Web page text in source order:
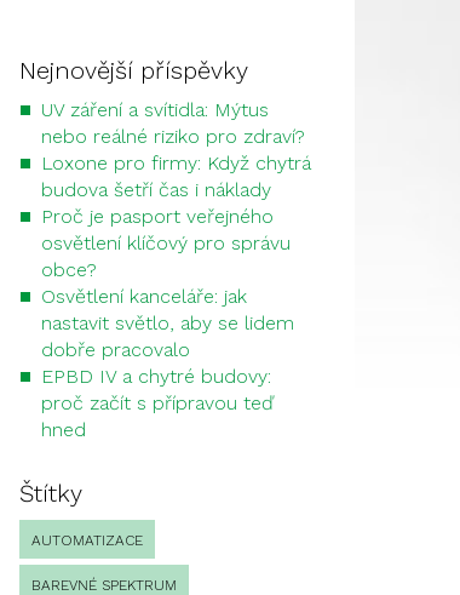
Nejnovější příspěvky
UV záření a svítidla: Mýtus
nebo reálné riziko pro zdraví?
Loxone pro firmy: Když chytrá
budova šetří čas i náklady
Proč je pasport veřejného
osvětlení klíčový pro správu
obce?
Osvětlení kanceláře: jak
nastavit světlo, aby se lidem
dobře pracovalo
EPBD IV a chytré budovy:
proč začít s přípravou teď
hned
Štítky
AUTOMATIZACE
BAREVNÉ SPEKTRUM